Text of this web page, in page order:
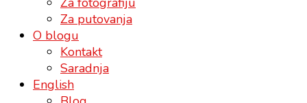
Za putovanja
O blogu
Kontakt
Saradnja
English